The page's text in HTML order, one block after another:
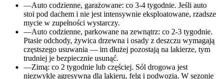
—Auto codzienne, garażowane: co 3-4 tygodnie. Jeśli auto
stoi pod dachem i nie jest intensywnie eksploatowane, rzadsze
mycie w zupełności wystarczy.
—Auto codzienne, parkowane na zewnątrz: co 2-3 tygodnie.
Ptasie odchody, żywica drzewna i osady z deszczu wymagają
częstszego usuwania — im dłużej pozostają na lakierze, tym
trudniej je bezpiecznie usunąć.
—Zimą: co 2 tygodnie lub częściej. Sól drogowa jest
niezwykle agresywna dla lakieru, felg i podwozia. W sezonie